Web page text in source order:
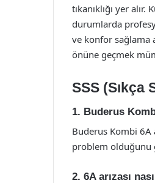
tıkanıklığı yer
durumlarda
ve konfor sağlama
önüne geçmek
SSS (Sıkça
1. Buderus
Buderus Kombi 6A
problem olduğunu
2. 6A arızası